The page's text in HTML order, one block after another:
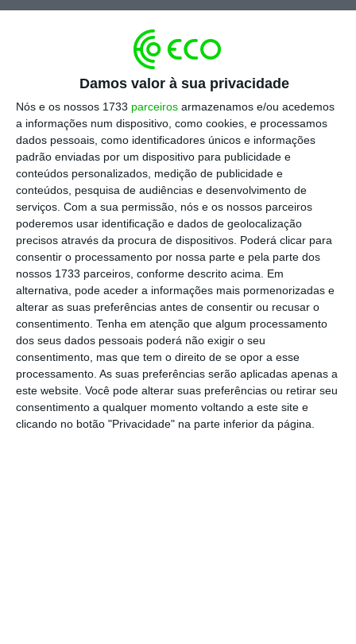
Damos valor à sua privacidade
Nós e os nossos 1733 parceiros armazenamos e/ou acedemos
a informações num dispositivo, como cookies, e processamos
dados pessoais, como identificadores únicos e informações
padrão enviadas por um dispositivo para publicidade e
conteúdos personalizados, medição de publicidade e
conteúdos, pesquisa de audiências e desenvolvimento de
serviços. Com a sua permissão, nós e os nossos parceiros
poderemos usar identificação e dados de geolocalização
precisos através da procura de dispositivos. Poderá clicar para
consentir o processamento por nossa parte e pela parte dos
nossos 1733 parceiros, conforme descrito acima. Em
alternativa, pode aceder a informações mais pormenorizadas e
alterar as suas preferências antes de consentir ou recusar o
consentimento. Tenha em atenção que algum processamento
dos seus dados pessoais poderá não exigir o seu
consentimento, mas que tem o direito de se opor a esse
processamento. As suas preferências serão aplicadas apenas a
este website. Você pode alterar suas preferências ou retirar seu
consentimento a qualquer momento voltando a este site e
clicando no botão "Privacidade" na parte inferior da página.
Este ano já foram injetados 462 milhões
desta forma pelo Estado, a que se vão juntar
mais 107,1 milhões aprovados também esta
semestre de 2020. Haverá ainda uma última
tranche relativa ao primeiro semestre de
2021, que o ministro das Infraestruturas diz
que será aprovado nos “próximos dias”. Em
suma, o valor aproximado que o Estado vai
colocar na companhia aérea não muda.
2. Cedência de 18slotsaos
concorrentes
A Comissão exigiu que a empresa alienasse
aos concorrentes 18 slots(ou 9 pares de
faixas de descolagem e aterragem) no
aeroporto Humberto Delgado. Um número
superior à proposta inicial do Governo (12